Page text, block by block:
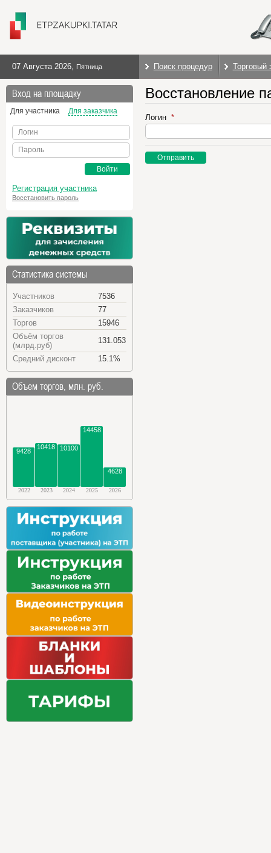
07 Августа 2026, Пятница Поиск процедур Торговый
Вход на площадку
Для участника Для заказчика
Логин
Пароль
Войти
Регистрация участника
Восстановить пароль
Статистика системы
Участников
7536
Заказчиков
77
Торгов
15946
Объём торгов
(млрд.руб)
131.053
Средний дисконт
15.1%
Объем торгов, млн. руб.
9428
10418 10100
14458
4628
2022 2023 2024 2025 2026
Восстановление
Логин
Отправить